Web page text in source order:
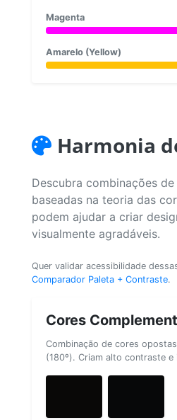
Magenta
Amarelo (Yellow)
Harmonia
Descubra combinações
baseadas na teoria das
podem ajudar a criar
visualmente agradáveis.
Quer validar acessibilidade
Comparador Paleta + Contraste.
Cores
Combinação de cores
(180º). Criam alto contraste e